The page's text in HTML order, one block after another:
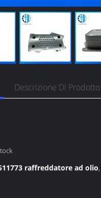
Descrizione Di Prodotto
raffreddatore ad olio,